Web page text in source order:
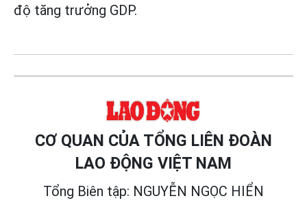
độ tăng trưởng GDP.
CƠ QUAN CỦA TỔNG LIÊN ĐOÀN
LAO ĐỘNG VIỆT NAM
Tổng Biên tập: NGUYỄN NGỌC HIỂN